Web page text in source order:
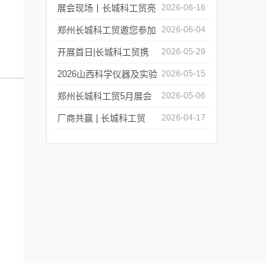
会圆满举行！
福利再加码，HWCL 系列
活动延期，赠券福利同步
上线！
展会现场丨长城科工贸亮
相第19届世界制药机械、
包装设备与材料中国展
2026-06-16
郑州长城科工贸邀您参加
第二十四届世界制药原料
中国展（CPHI China
2026）!
2026-06-04
开展首日|长城科工贸携
品质实验室设备亮相
CISILE 2026
2026-05-29
2026山西科学仪器及实验
室装备展览会今日开幕！
2026-05-15
郑州长城科工贸5月展会
行程抢先看！
2026-05-06
厂商共赢 | 长城科工贸 2026-04-17